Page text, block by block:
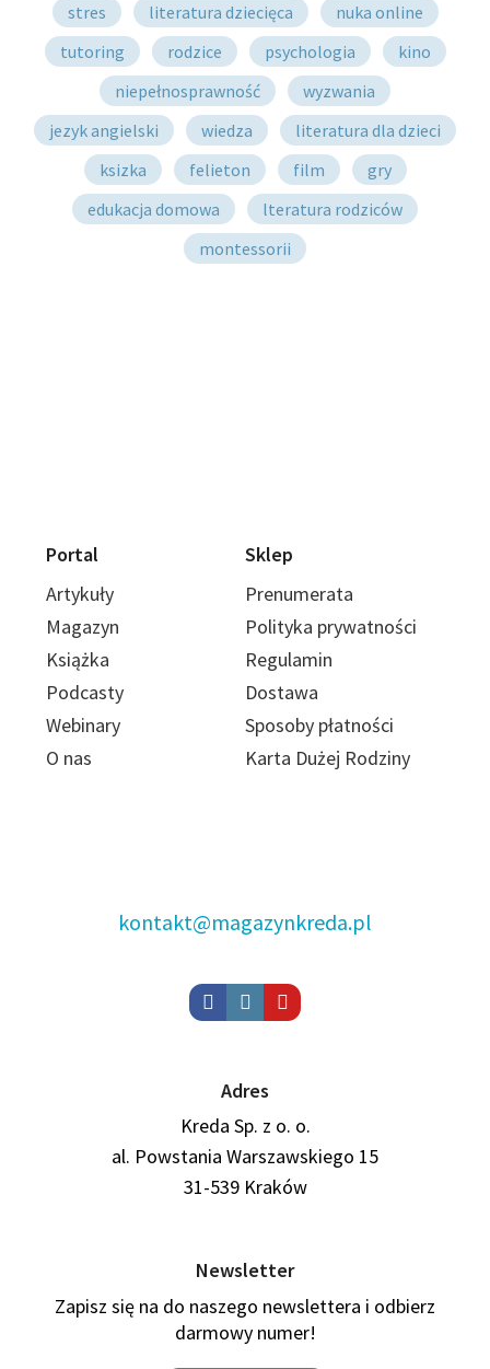
stres
literatura dziecięca
nuka online
tutoring
rodzice psychologia
kino
niepełnosprawność
wyzwania
jezyk angielski
wiedza
literatura dla dzieci
ksizka
felieton film
gry
edukacja domowa
lteratura rodziców
montessorii
Portal
Artykuły
Magazyn
Książka
Podcasty
Webinary
O nas
Sklep
Prenumerata
Polityka prywatności
Regulamin
Dostawa
Sposoby płatności
Karta Dużej Rodziny
kontakt@magazynkreda.pl
Newsletter
Zapisz się na do naszego newslettera i odbierz
darmowy numer!
Adres
Kreda Sp. z o. o.
al. Powstania Warszawskiego 15
31-539 Kraków